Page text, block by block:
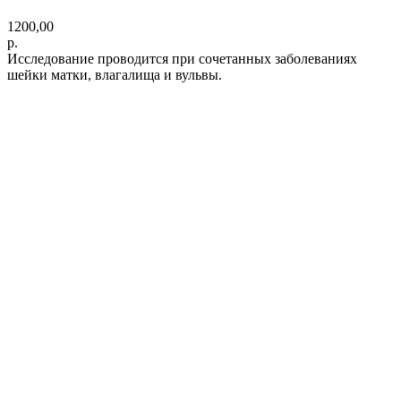
1200,00
р.
Исследование проводится при сочетанных заболеваниях
шейки матки, влагалища и вульвы.